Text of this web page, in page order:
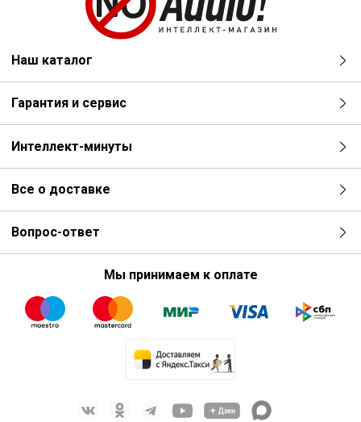
Наш каталог
Гарантия и сервис
Интеллект-минуты
Все о доставке
Вопрос-ответ
Мы принимаем к оплате